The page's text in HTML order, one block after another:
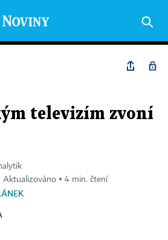
televizím zvoní
Aktualizováno ▪ 4 min. čtení